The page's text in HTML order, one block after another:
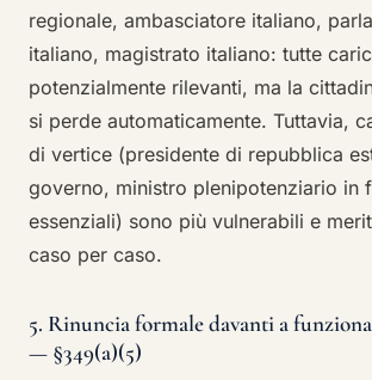
regionale, ambasciatore italiano,
italiano, magistrato italiano: tutte
potenzialmente rilevanti, ma la
si perde automaticamente. Tuttavia,
di vertice (presidente di repubblica
governo, ministro plenipotenziario in
essenziali) sono più vulnerabili e
caso per caso.
5. Rinuncia formale davanti a
— §349(a)(5)